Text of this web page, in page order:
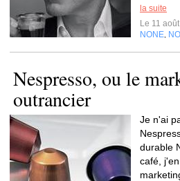
la suite
Le 11
NONE
Nespresso, ou le
outrancier
Je n'ai
durable
café,